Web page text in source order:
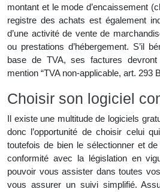
montant et le mode d’encaissement
registre des achats est également
d’une activité de vente de
ou prestations d’hébergement. S’il
base de TVA, ses factures devront
mention “TVA non-applicable, art. 293
Choisir son logiciel
Il existe une multitude de logiciels
donc l’opportunité de choisir celui
toutefois de bien le sélectionner et
conformité avec la législation en
pouvoir vous assister dans toutes
vous assurer un suivi simplifié.